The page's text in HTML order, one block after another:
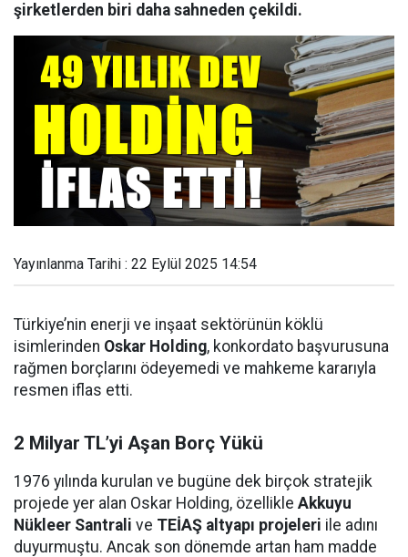
şirketlerden biri daha sahneden çekildi.
Yayınlanma Tarihi : 22 Eylül 2025 14:54
Türkiye’nin enerji ve inşaat sektörünün köklü
isimlerinden Oskar Holding, konkordato başvurusuna
rağmen borçlarını ödeyemedi ve mahkeme kararıyla
resmen iflas etti.
2 Milyar TL’yi Aşan Borç Yükü
1976 yılında kurulan ve bugüne dek birçok stratejik
projede yer alan Oskar Holding, özellikle Akkuyu
Nükleer Santrali ve TEİAŞ altyapı projeleri ile adını
duyurmuştu. Ancak son dönemde artan ham madde